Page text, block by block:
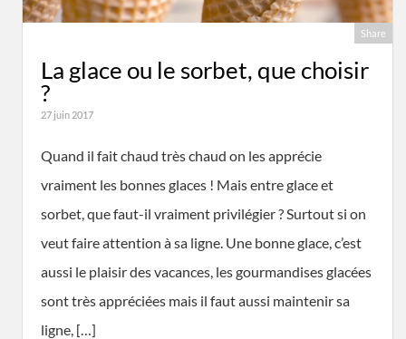
Share
La glace ou le sorbet, que choisir
?
27 juin 2017
Quand il fait chaud très chaud on les apprécie
vraiment les bonnes glaces ! Mais entre glace et
sorbet, que faut-il vraiment privilégier ? Surtout si on
veut faire attention à sa ligne. Une bonne glace, c’est
aussi le plaisir des vacances, les gourmandises glacées
sont très appréciées mais il faut aussi maintenir sa
ligne, […]